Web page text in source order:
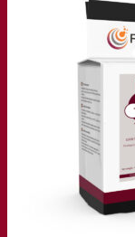
Nossa
Sobre nós
O